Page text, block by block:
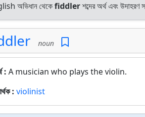
অভিধান থেকেfiddlerশব্দের অর্থ এবং উদাহরণ
noun
: A musician who plays the violin.
: violinist